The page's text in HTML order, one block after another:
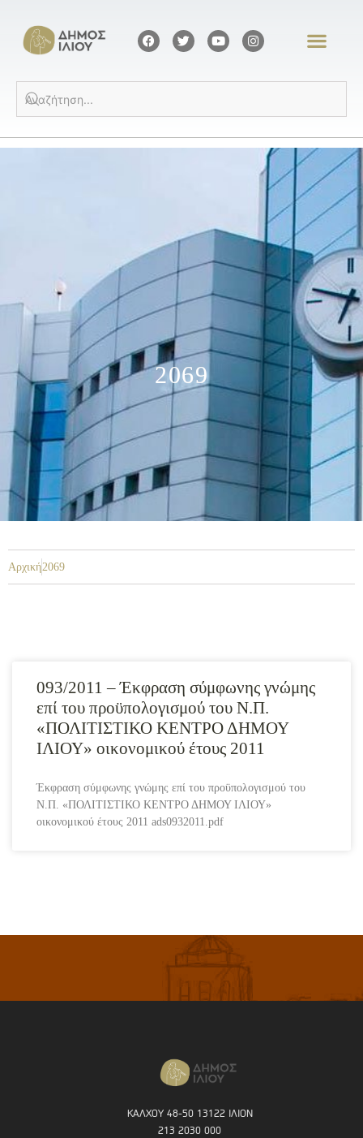
2069
Αρχική2069
093/2011 – Έκφραση σύμφωνης γνώμης
επί του προϋπολογισμού του Ν.Π.
«ΠΟΛΙΤΙΣΤΙΚΟ ΚΕΝΤΡΟ ΔΗΜΟΥ
ΙΛΙΟΥ» οικονομικού έτους 2011
Έκφραση σύμφωνης γνώμης επί του προϋπολογισμού του
Ν.Π. «ΠΟΛΙΤΙΣΤΙΚΟ ΚΕΝΤΡΟ ΔΗΜΟΥ ΙΛΙΟΥ»
οικονομικού έτους 2011 ads0932011.pdf
ΚΑΛΧΟΥ 48-50 13122 ΙΛΙΟΝ
213 2030 000